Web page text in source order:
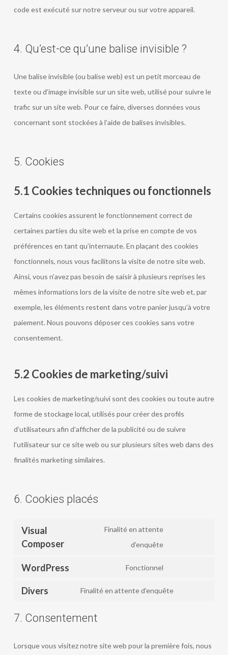
code est exécuté sur notre serveur ou sur votre appareil.
4. Qu’est-ce qu’une balise invisible ?
Une balise invisible (ou balise web) est un petit morceau de
texte ou d’image invisible sur un site web, utilisé pour suivre le
trafic sur un site web. Pour ce faire, diverses données vous
concernant sont stockées à l’aide de balises invisibles.
5. Cookies
5.1 Cookies techniques ou fonctionnels
Certains cookies assurent le fonctionnement correct de
certaines parties du site web et la prise en compte de vos
préférences en tant qu’internaute. En plaçant des cookies
fonctionnels, nous vous facilitons la visite de notre site web.
Ainsi, vous n’avez pas besoin de saisir à plusieurs reprises les
mêmes informations lors de la visite de notre site web et, par
exemple, les éléments restent dans votre panier jusqu’à votre
paiement. Nous pouvons déposer ces cookies sans votre
consentement.
5.2 Cookies de marketing/suivi
Les cookies de marketing/suivi sont des cookies ou toute autre
forme de stockage local, utilisés pour créer des profils
d’utilisateurs afin d’afficher de la publicité ou de suivre
l’utilisateur sur ce site web ou sur plusieurs sites web dans des
finalités marketing similaires.
6. Cookies placés
Visual
Composer
Finalité en attente
d’enquête
visual-
WordPress
Fonctionnel
to
Divers
Finalité en attente d’enquête
divers
7. Consentement
Lorsque vous visitez notre site web pour la première fois, nous